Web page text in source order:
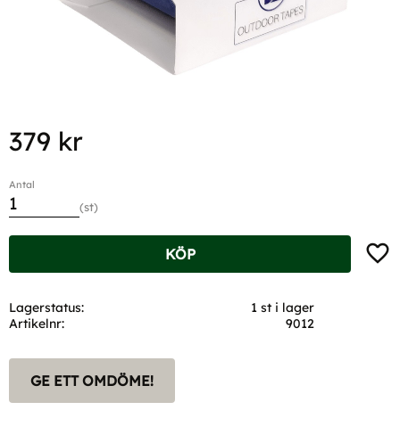
379 kr
Antal
st
KÖP
Lagerstatus
1 st i lager
Artikelnr
9012
GE ETT OMDÖME!